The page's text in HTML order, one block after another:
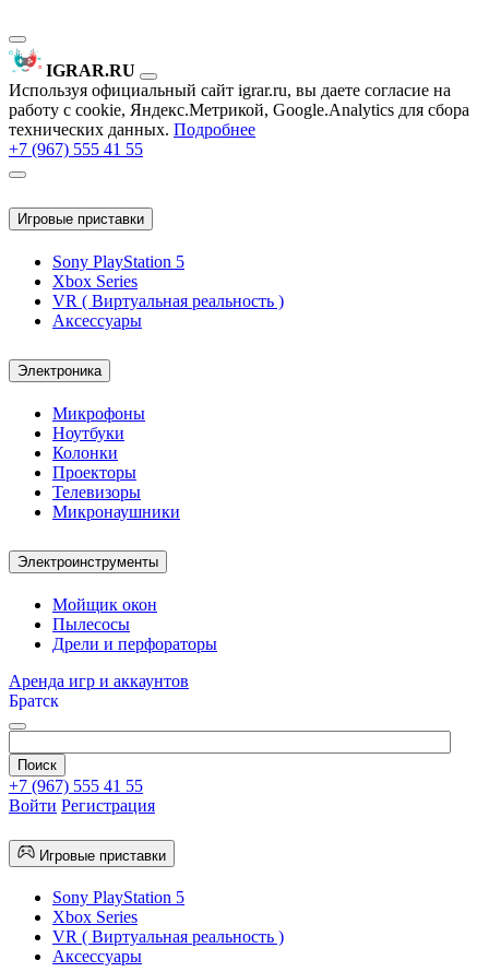
IGRAR.RU
Используя официальный сайт igrar.ru, вы даете согласие на
работу с cookie, Яндекс.Метрикой, Google.Analytics для сбора
технических данных. Подробнее
+7 (967) 555 41 55
Игровые приставки
Sony PlayStation 5
Xbox Series
VR ( Виртуальная реальность )
Аксессуары
Электроника
Микрофоны
Ноутбуки
Колонки
Проекторы
Телевизоры
Микронаушники
Электроинструменты
Мойщик окон
Пылесосы
Дрели и перфораторы
Аренда игр и аккаунтов
Братск
+7 (967) 555 41 55
Войти Регистрация
Игровые приставки
Sony PlayStation 5
Xbox Series
VR ( Виртуальная реальность )
Аксессуары